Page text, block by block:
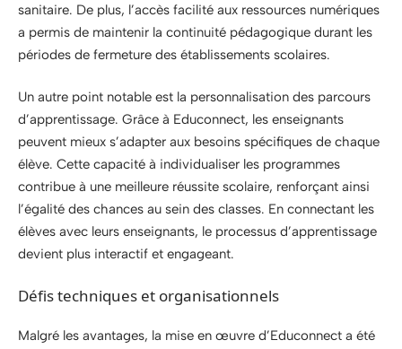
sanitaire. De plus, l’accès facilité aux ressources numériques
a permis de maintenir la continuité pédagogique durant les
périodes de fermeture des établissements scolaires.
Un autre point notable est la personnalisation des parcours
d’apprentissage. Grâce à Educonnect, les enseignants
peuvent mieux s’adapter aux besoins spécifiques de chaque
élève. Cette capacité à individualiser les programmes
contribue à une meilleure réussite scolaire, renforçant ainsi
l’égalité des chances au sein des classes. En connectant les
élèves avec leurs enseignants, le processus d’apprentissage
devient plus interactif et engageant.
Défis techniques et organisationnels
Malgré les avantages, la mise en œuvre d’Educonnect a été